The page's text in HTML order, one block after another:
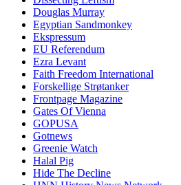
Douglas Murray
Egyptian Sandmonkey
Ekspressum
EU Referendum
Ezra Levant
Faith Freedom International
Forskellige Strøtanker
Frontpage Magazine
Gates Of Vienna
GOPUSA
Gotnews
Greenie Watch
Halal Pig
Hide The Decline